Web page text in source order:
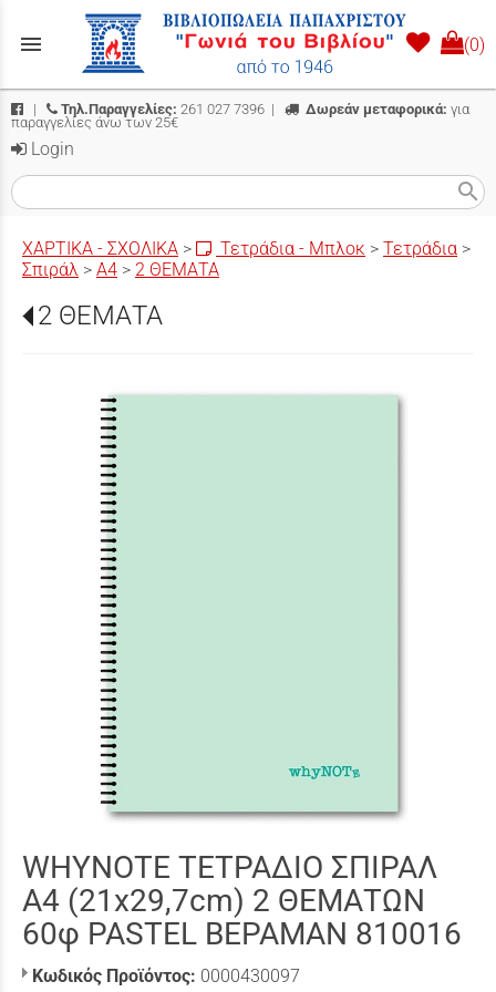
menu (0)
| Τηλ.Παραγγελίες: 261 027 7396 | Δωρεάν μεταφορικά: για
παραγγελίες άνω των 25€
Login
search
ΧΑΡΤΙΚΑ - ΣΧΟΛΙΚΑ > Τετράδια - Μπλοκ > Τετράδια >
Σπιράλ > Α4 > 2 ΘΕΜΑΤΑ
2 ΘΕΜΑΤΑ
WHYNOTE ΤΕΤΡΑΔΙΟ ΣΠΙΡΑΛ
Α4 (21x29,7cm) 2 ΘΕΜΑΤΩΝ
60φ PASTEL ΒΕΡΑΜΑΝ 810016
Κωδικός Προϊόντος: 0000430097